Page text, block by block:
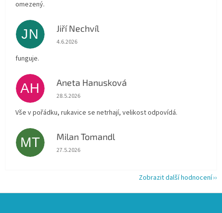
omezený.
JN Jiří Nechvíl
Hodnocení obchodu je 5 z 5 hvězdiček.
4.6.2026
funguje.
AH Aneta Hanusková
Hodnocení obchodu je 5 z 5 hvězdiček.
28.5.2026
Vše v pořádku, rukavice se netrhají, velikost odpovídá.
MT Milan Tomandl
Hodnocení obchodu je 5 z 5 hvězdiček.
27.5.2026
Zobrazit další hodnocení